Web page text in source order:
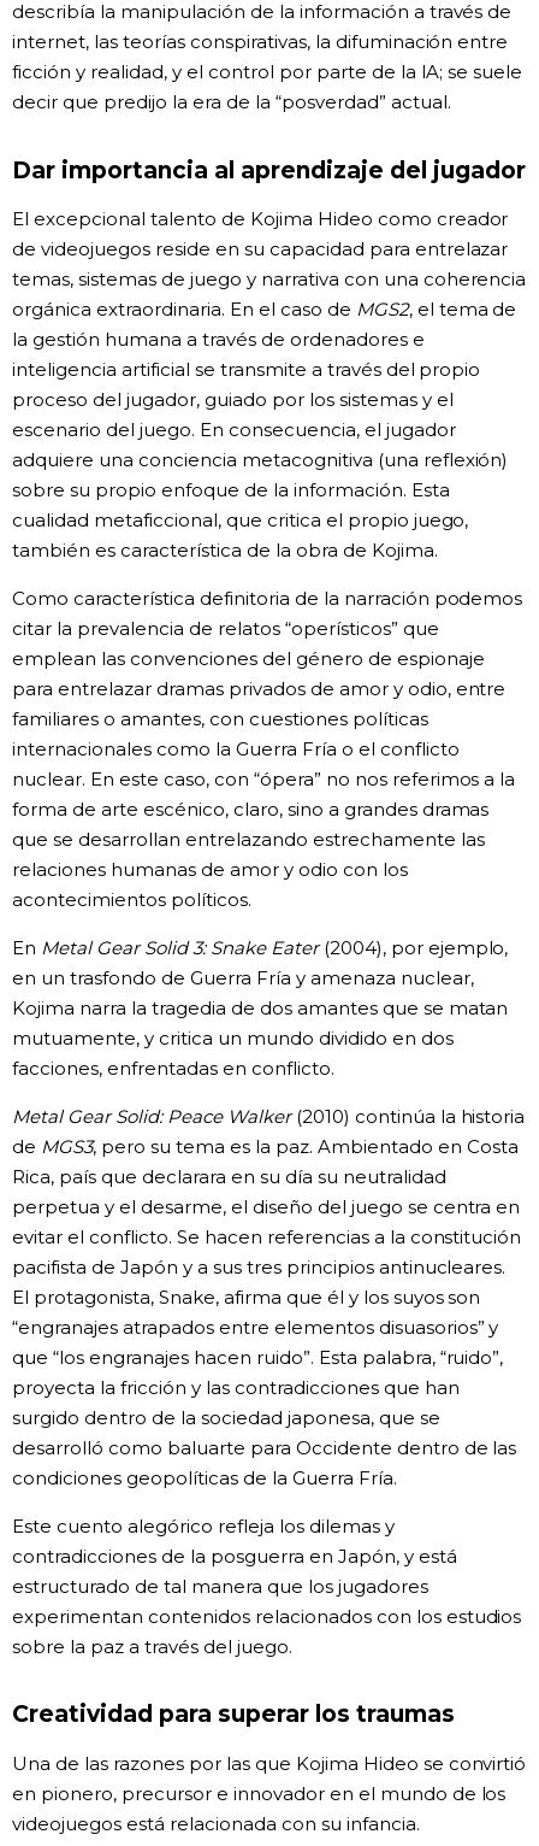
describía la manipulación de la información a través de
internet, las teorías conspirativas, la difuminación entre
ficción y realidad, y el control por parte de la IA; se suele
decir que predijo la era de la “posverdad” actual.
Dar importancia al aprendizaje del jugador
El excepcional talento de Kojima Hideo como creador
de videojuegos reside en su capacidad para entrelazar
temas, sistemas de juego y narrativa con una coherencia
orgánica extraordinaria. En el caso de MGS2, el tema de
la gestión humana a través de ordenadores e
inteligencia artificial se transmite a través del propio
proceso del jugador, guiado por los sistemas y el
escenario del juego. En consecuencia, el jugador
adquiere una conciencia metacognitiva (una reflexión)
sobre su propio enfoque de la información. Esta
cualidad metaficcional, que critica el propio juego,
también es característica de la obra de Kojima.
Como característica definitoria de la narración podemos
citar la prevalencia de relatos “operísticos” que
emplean las convenciones del género de espionaje
para entrelazar dramas privados de amor y odio, entre
familiares o amantes, con cuestiones políticas
internacionales como la Guerra Fría o el conflicto
nuclear. En este caso, con “ópera” no nos referimos a la
forma de arte escénico, claro, sino a grandes dramas
que se desarrollan entrelazando estrechamente las
relaciones humanas de amor y odio con los
acontecimientos políticos.
En Metal Gear Solid 3: Snake Eater(2004), por ejemplo,
en un trasfondo de Guerra Fría y amenaza nuclear,
Kojima narra la tragedia de dos amantes que se matan
mutuamente, y critica un mundo dividido en dos
facciones, enfrentadas en conflicto.
Metal Gear Solid: Peace Walker(2010) continúa la historia
de MGS3, pero su tema es la paz. Ambientado en Costa
Rica, país que declarara en su día su neutralidad
perpetua y el desarme, el diseño del juego se centra en
evitar el conflicto. Se hacen referencias a la constitución
pacifista de Japón y a sus tres principios antinucleares.
El protagonista, Snake, afirma que él y los suyos son
“engranajes atrapados entre elementos disuasorios” y
que “los engranajes hacen ruido”. Esta palabra, “ruido”,
proyecta la fricción y las contradicciones que han
surgido dentro de la sociedad japonesa, que se
desarrolló como baluarte para Occidente dentro de las
condiciones geopolíticas de la Guerra Fría.
Este cuento alegórico refleja los dilemas y
contradicciones de la posguerra en Japón, y está
estructurado de tal manera que los jugadores
experimentan contenidos relacionados con los estudios
sobre la paz a través del juego.
Creatividad para superar los traumas
Una de las razones por las que Kojima Hideo se convirtió
en pionero, precursor e innovador en el mundo de los
videojuegos está relacionada con su infancia.